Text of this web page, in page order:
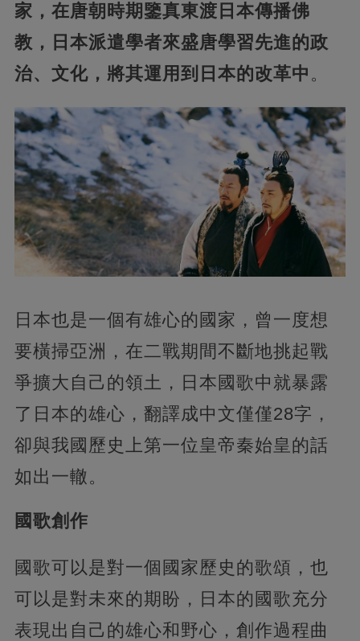
家，在唐朝時期鑒真東渡日本傳播佛
教，日本派遣學者來盛唐學習先進的政
治、文化，將其運用到日本的改革中 。
日本也是一個有雄心的國家，曾一度想
要橫掃亞洲，在二戰期間不斷地挑起戰
爭擴大自己的領土，日本國歌中就暴露
了日本的雄心，翻譯成中文僅僅28字，
卻與我國歷史上第一位皇帝秦始皇的話
如出一轍。
國歌創作
國歌可以是對一個國家歷史的歌頌，也
可以是對未來的期盼，日本的國歌充分
表現出自己的雄心和野心，創作過程曲